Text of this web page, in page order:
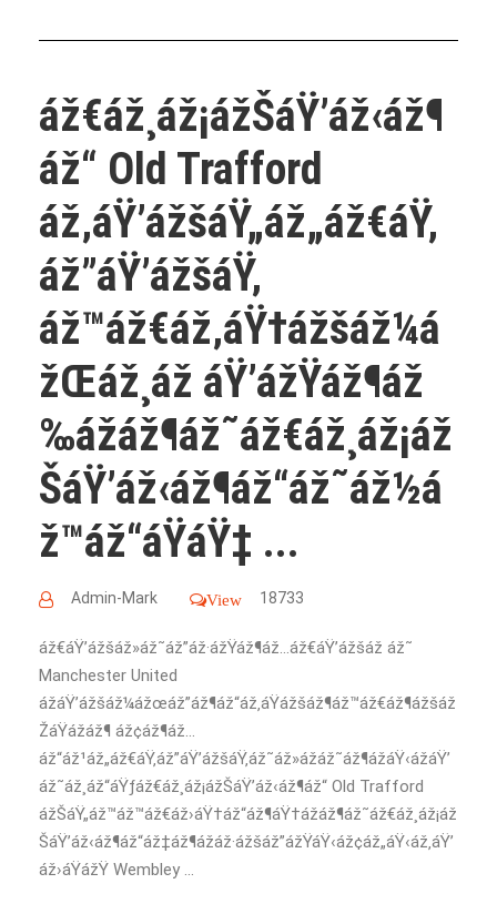
áž€áž¸áž¡ážŠáŸ’áž‹áž¶
áž“ Old Trafford
áž‚áŸ’ážšáŸ„áž„áž€áŸ‚
áž”áŸ’ážšáŸ‚
áž™áž€áž‚áŸ†ážšáž¼á
žŒáž¸áž áŸ’ážŸáž¶áž
‰ážáž¶áž˜áž€áž¸áž¡áž
ŠáŸ’áž‹áž¶áž“áž˜áž½á
ž™áž“áŸáŸ‡ ...
Admin-Mark View 18733
áž€áŸ’ážšáž»áž˜áž”áž·ážŸáž¶áž…áž€áŸ’ážšáž áž˜
Manchester United
ážáŸ’ážšáž¼ážœáž”áž¶áž“áž‚áŸážšáž¶áž™áž€áž¶ážšáž
ŽáŸážáž¶ áž¢áž¶áž…
áž“áž¹áž„áž€áŸ‚áž”áŸ’ážšáŸ‚áž˜áž»ážáž˜áž¶ážáŸ‹ážáŸ’
áž˜áž¸áž“áŸƒáž€áž¸áž¡ážŠáŸ’áž‹áž¶áž“ Old Trafford
ážŠáŸ„áž™áž™áž€áž›áŸ†áž“áž¶áŸ†ážáž¶áž˜áž€áž¸áž¡áž
ŠáŸ’áž‹áž¶áž“áž‡áž¶ážáž·ážšáž”ážŸáŸ‹áž¢áž„áŸ‹áž‚áŸ’
áž›áŸážŸ Wembley ...